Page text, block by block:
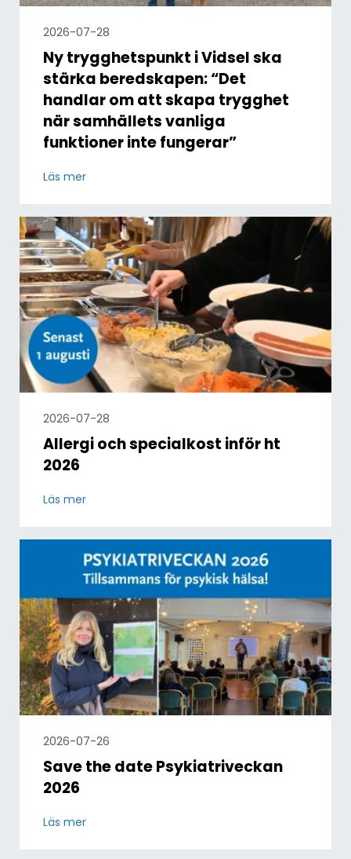
2026-07-28
Ny trygghetspunkt i Vidsel ska
stärka beredskapen: “Det
handlar om att skapa trygghet
när samhällets vanliga
funktioner inte fungerar”
Läs mer
2026-07-28
Allergi och specialkost inför ht
2026
Läs mer
2026-07-26
Save the date Psykiatriveckan
2026
Läs mer